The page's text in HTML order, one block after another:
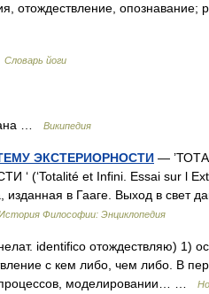
отождествление, опознавание;
Словарь йоги
… Википедия
ЭКСТЕРИОРНОСТИ —
(‘Totalité et Infini. Essai sur l
в Гааге. Выход в свет
Философии: Энциклопедия
identifico отождествляю) 1)
с кем либо, чем либо. В
процессов, моделировании… …